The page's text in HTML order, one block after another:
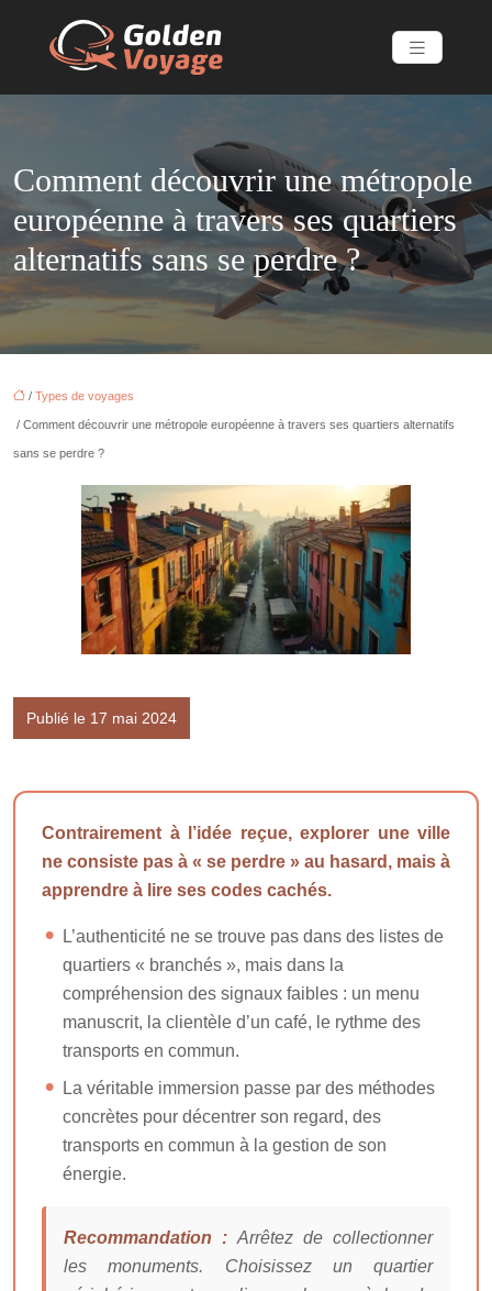
Comment découvrir une métropole
européenne à travers ses quartiers
alternatifs sans se perdre ?
/ Types de voyages
/ Comment découvrir une métropole européenne à travers ses quartiers alternatifs
sans se perdre ?
Publié le 17 mai 2024
Contrairement à l’idée reçue, explorer une ville
ne consiste pas à « se perdre » au hasard, mais à
apprendre à lire ses codes cachés.
L’authenticité ne se trouve pas dans des listes de
quartiers « branchés », mais dans la
compréhension des signaux faibles : un menu
manuscrit, la clientèle d’un café, le rythme des
transports en commun.
La véritable immersion passe par des méthodes
concrètes pour décentrer son regard, des
transports en commun à la gestion de son
énergie.
Recommandation : Arrêtez de collectionner
les monuments. Choisissez un quartier